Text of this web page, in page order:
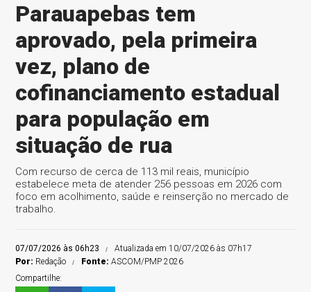
Parauapebas tem
aprovado, pela primeira
vez, plano de
cofinanciamento estadual
para população em
situação de rua
Com recurso de cerca de 113 mil reais, município
estabelece meta de atender 256 pessoas em 2026 com
foco em acolhimento, saúde e reinserção no mercado de
trabalho.
07/07/2026 às 06h23
Atualizada em 10/07/2026 às 07h17
Por: Redação Fonte:ASCOM/PMP 2026
Compartilhe: